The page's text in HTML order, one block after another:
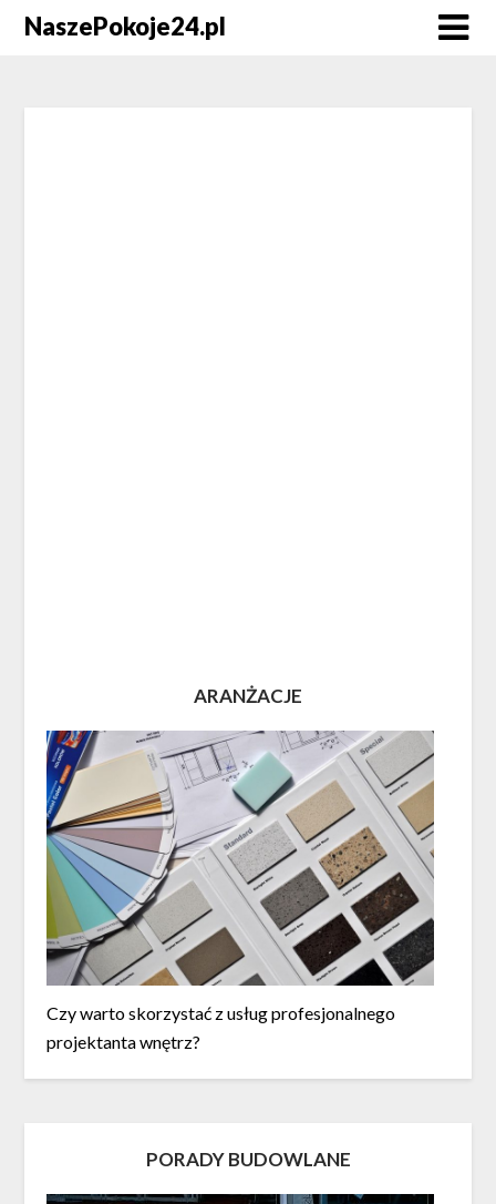
NaszePokoje24.pl
ARANŻACJE
Czy warto skorzystać z usług profesjonalnego
projektanta wnętrz?
PORADY BUDOWLANE